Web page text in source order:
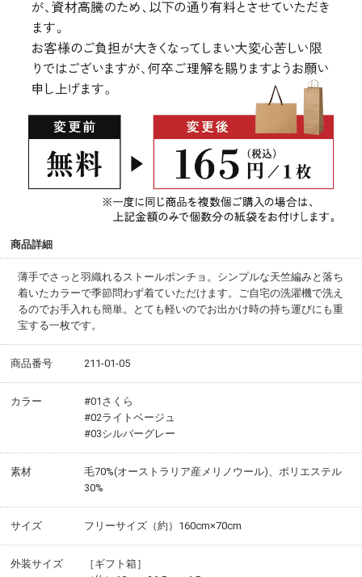
商品詳細
薄手でさっと羽織れるストールポンチョ。シンプルな天竺編みと落ち
着いたカラーで季節問わず着ていただけます。ご自宅の洗濯機で洗え
るのでお手入れも簡単。とても軽いのでお出かけ時の持ち運びにも重
宝する一枚です。
商品番号 211-01-05
カラー
#01さくら
#02ライトベージュ
#03シルバーグレー
素材
毛70%(オーストラリア産メリノウール)、ポリエステル
30%
サイズ フリーサイズ（約）160cm×70cm
外装サイズ
［ギフト箱］